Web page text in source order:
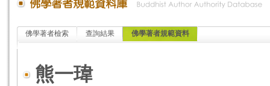
佛學著者檢索 查詢結果 佛學著者規範資料
熊一瑋